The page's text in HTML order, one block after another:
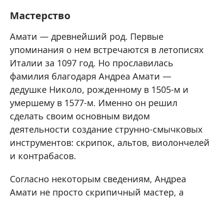
Мастерство
Амати — древнейший род. Первые
упоминания о нем встречаются в летописях
Италии за 1097 год. Но прославилась
фамилия благодаря Андреа Амати —
дедушке Николо, рожденному в 1505-м и
умершему в 1577-м. Именно он решил
сделать своим основным видом
деятельности создание струнно-смычковых
инструментов: скрипок, альтов, виолончелей
и контрабасов.
Согласно некоторым сведениям, Андреа
Амати не просто скрипичный мастер, а